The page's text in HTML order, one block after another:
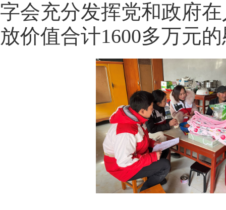
字会充分发挥党和政府
放价值合计1600多万元